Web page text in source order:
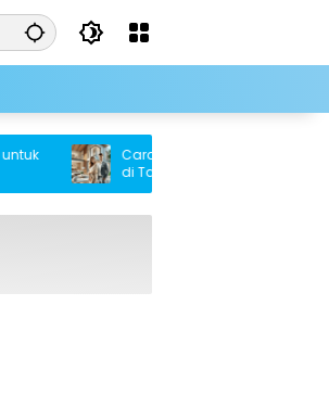
Cara Cerdas Memiliki Rumah Tanpa
di Tahun 2025